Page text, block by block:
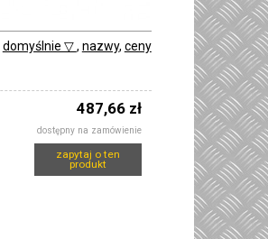
domyślnie ▽, nazwy, ceny
487,66 zł
dostępny na zamówienie
zapytaj o ten
produkt